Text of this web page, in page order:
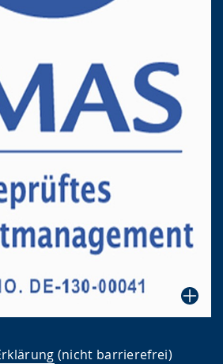
(nicht barrierefrei)